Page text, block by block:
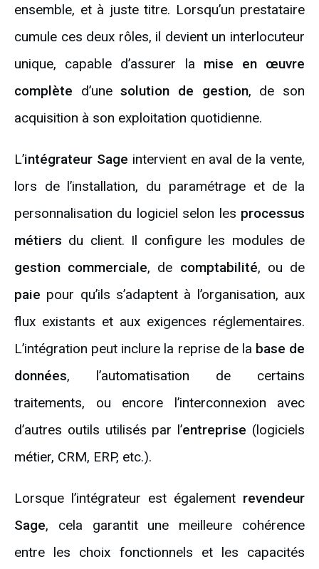
ensemble, et à juste titre. Lorsqu’un prestataire
cumule ces deux rôles, il devient un interlocuteur
unique, capable d’assurer la mise en œuvre
complète d’unesolution de gestion, de son
acquisition à son exploitation quotidienne.
L’intégrateur Sage intervient en aval de la vente,
lors de l’installation, du paramétrage et de la
personnalisation du logiciel selon les processus
métiers du client. Il configure les modules de
gestion commerciale, de comptabilité, ou de
paie pour qu’ils s’adaptent à l’organisation, aux
flux existants et aux exigences réglementaires.
L’intégration peut inclure la reprise de la base de
données, l’automatisation de certains
traitements, ou encore l’interconnexion avec
d’autres outils utilisés par l’entreprise (logiciels
métier, CRM, ERP, etc.).
Lorsque l’intégrateur est également revendeur
Sage, cela garantit une meilleure cohérence
entre les choix fonctionnels et les capacités